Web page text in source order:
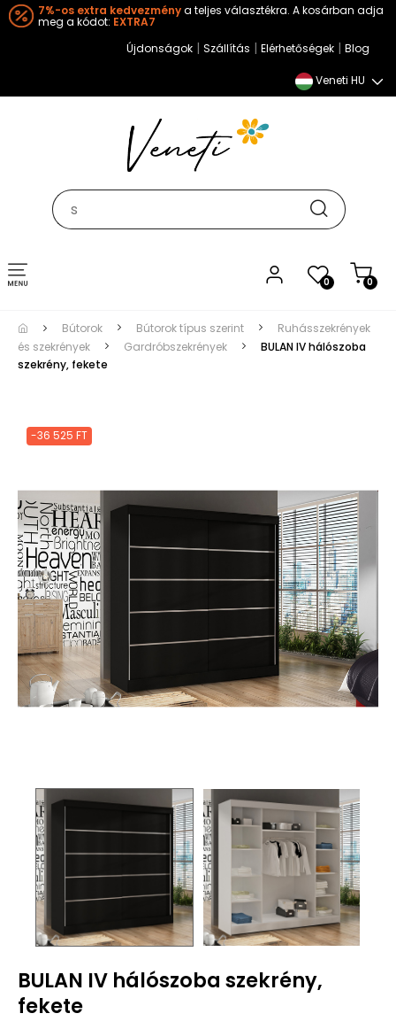
7%-os extra kedvezménya teljes választékra. A kosárban adja
meg a kódot: EXTRA7
Újdonságok | Szállítás | Elérhetőségek | Blog
Veneti HU
0 0
Toggle
navigation
Bútorok Bútorok típus szerint
Ruhásszekrények
és szekrények
Gardróbszekrények
BULAN IV hálószoba
szekrény, fekete
-36 525 FT
BULAN IV hálószoba szekrény,
fekete